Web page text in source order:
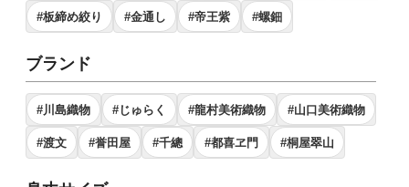
#板締め絞り #金通し #帝王紫 #螺鈿
ブランド
#川島織物 #じゅらく #龍村美術織物 #山口美術織物
#渡文 #誉田屋 #千總 #都喜ヱ門 #桐屋翠山